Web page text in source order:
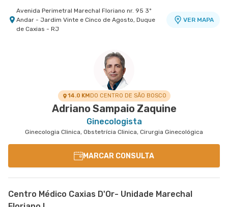
Avenida Perimetral Marechal Floriano nr. 95 3º
Andar - Jardim Vinte e Cinco de Agosto, Duque
de Caxias - RJ
VER MAPA
14.0 KMDO CENTRO DE SÃO BOSCO
Adriano Sampaio Zaquine
Ginecologista
Ginecologia Clinica, Obstetrícia Clinica, Cirurgia Ginecológica
MARCAR CONSULTA
Centro Médico Caxias D'Or- Unidade Marechal